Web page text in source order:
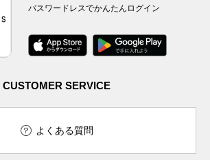
パスワードレスでかんたんログイン
CUSTOMER SERVICE
よくある質問